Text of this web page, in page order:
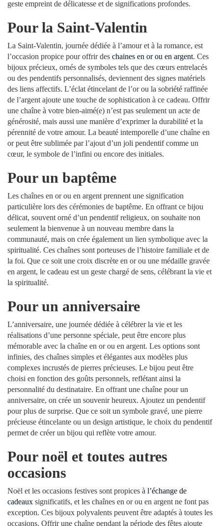
geste empreint de délicatesse et de significations profondes.
Pour la Saint-Valentin
La Saint-Valentin, journée dédiée à l’amour et à la romance, est
l’occasion propice pour offrir des chaines en or ou en argent. Ces
bijoux précieux, ornés de symboles tels que des cœurs entrelacés
ou des pendentifs personnalisés, deviennent des signes matériels
des liens affectifs. L’éclat étincelant de l’or ou la sobriété raffinée
de l’argent ajoute une touche de sophistication à ce cadeau. Offrir
une chaîne à votre bien-aimé(e) n’est pas seulement un acte de
générosité, mais aussi une manière d’exprimer la durabilité et la
pérennité de votre amour. La beauté intemporelle d’une chaîne en
or peut être sublimée par l’ajout d’un joli pendentif comme un
cœur, le symbole de l’infini ou encore des initiales.
Pour un baptême
Les chaînes en or ou en argent prennent une signification
particulière lors des cérémonies de baptême. En offrant ce bijou
délicat, souvent orné d’un pendentif religieux, on souhaite non
seulement la bienvenue à un nouveau membre dans la
communauté, mais on crée également un lien symbolique avec la
spiritualité. Ces chaînes sont porteuses de l’histoire familiale et de
la foi. Que ce soit une croix discrète en or ou une médaille gravée
en argent, le cadeau est un geste chargé de sens, célébrant la vie et
la spiritualité.
Pour un anniversaire
L’anniversaire, une journée dédiée à célébrer la vie et les
réalisations d’une personne spéciale, peut être encore plus
mémorable avec la chaîne en or ou en argent. Les options sont
infinies, des chaînes simples et élégantes aux modèles plus
complexes incrustés de pierres précieuses. Le bijou peut être
choisi en fonction des goûts personnels, reflétant ainsi la
personnalité du destinataire. En offrant une chaîne pour un
anniversaire, on crée un souvenir heureux. Ajoutez un pendentif
pour plus de surprise. Que ce soit un symbole gravé, une pierre
précieuse étincelante ou un design artistique, le choix du pendentif
permet de créer un bijou qui reflète votre amour.
Pour noël et toutes autres
occasions
Noël et les occasions festives sont propices à l’échange de
cadeaux significatifs, et les chaînes en or ou en argent ne font pas
exception. Ces bijoux polyvalents peuvent être adaptés à toutes les
occasions. Offrir une chaîne pendant la période des fêtes ajoute